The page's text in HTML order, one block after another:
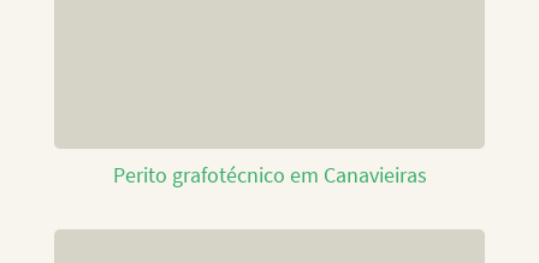
Perito grafotécnico em Canavieiras